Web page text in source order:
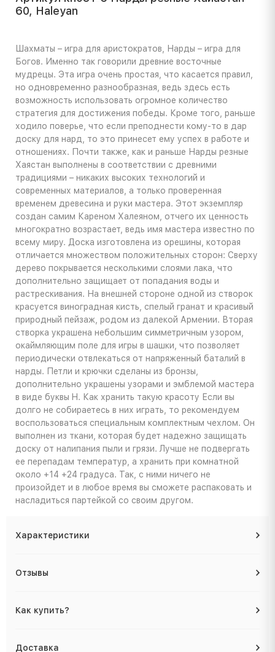
60, Haleyan
Шахматы – игра для аристократов, Нарды – игра для
Богов. Именно так говорили древние восточные
мудрецы. Эта игра очень простая, что касается правил,
но одновременно разнообразная, ведь здесь есть
возможность использовать огромное количество
стратегия для достижения победы. Кроме того, раньше
ходило поверье, что если преподнести кому-то в дар
доску для нард, то это принесет ему успех в работе и
отношениях. Почти также, как и раньше Нарды резные
Хаястан выполнены в соответствии с древними
традициями – никаких высоких технологий и
современных материалов, а только проверенная
временем древесина и руки мастера. Этот экземпляр
создан самим Кареном Халеяном, отчего их ценность
многократно возрастает, ведь имя мастера известно по
всему миру. Доска изготовлена из орешины, которая
отличается множеством положительных сторон: Сверху
дерево покрывается несколькими слоями лака, что
дополнительно защищает от попадания воды и
растрескивания. На внешней стороне одной из створок
красуется виноградная кисть, спелый гранат и красивый
природный пейзаж, родом из далекой Армении. Вторая
створка украшена небольшим симметричным узором,
окаймляющим поле для игры в шашки, что позволяет
периодически отвлекаться от напряженный баталий в
нарды. Петли и крючки сделаны из бронзы,
дополнительно украшены узорами и эмблемой мастера
в виде буквы H. Как хранить такую красоту Если вы
долго не собираетесь в них играть, то рекомендуем
воспользоваться специальным комплектным чехлом. Он
выполнен из ткани, которая будет надежно защищать
доску от налипания пыли и грязи. Лучше не подвергать
ее перепадам температур, а хранить при комнатной
около +14 +24 градуса. Так, с ними ничего не
произойдет и в любое время вы сможете распаковать и
насладиться партейкой со своим другом.
Характеристики
Отзывы
Как купить?
Доставка